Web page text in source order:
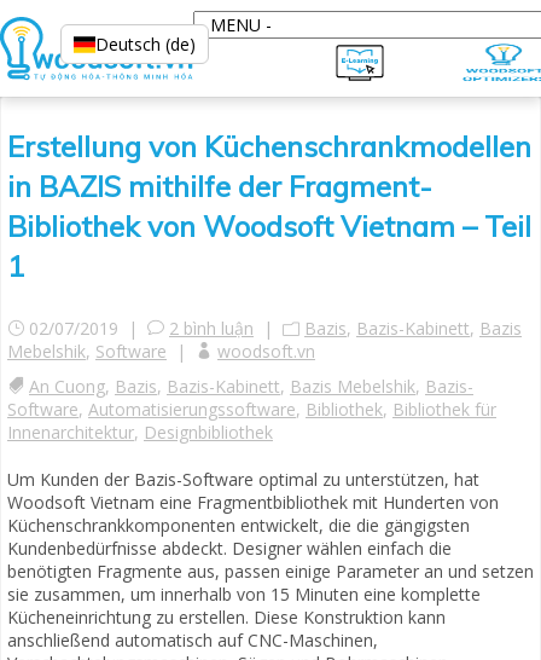
Erstellung von Küchenschrankmodellen
in BAZIS mithilfe der Fragment-
Bibliothek von Woodsoft Vietnam – Teil
1
02/07/2019 | 2 bình luận | Bazis, Bazis-Kabinett, Bazis
Mebelshik, Software |
woodsoft.vn
An Cuong, Bazis, Bazis-Kabinett, Bazis Mebelshik, Bazis-
Software, Automatisierungssoftware, Bibliothek, Bibliothek für
Innenarchitektur, Designbibliothek
Um Kunden der Bazis-Software optimal zu unterstützen, hat
Woodsoft Vietnam eine Fragmentbibliothek mit Hunderten von
Küchenschrankkomponenten entwickelt, die die gängigsten
Kundenbedürfnisse abdeckt. Designer wählen einfach die
benötigten Fragmente aus, passen einige Parameter an und setzen
sie zusammen, um innerhalb von 15 Minuten eine komplette
Kücheneinrichtung zu erstellen. Diese Konstruktion kann
anschließend automatisch auf CNC-Maschinen,
Deutsch (de)